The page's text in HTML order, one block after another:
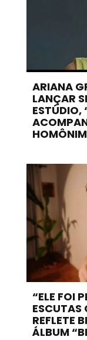
ARIANA
LANÇAR
ESTÚDIO,
“ELE FOI
ESCUTAS
REFLETE
ÁLBUM